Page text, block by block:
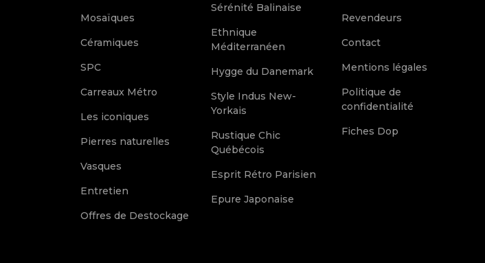
Mosaïques
Céramiques
SPC
Carreaux Métro
Les iconiques
Pierres naturelles
Vasques
Entretien
Offres de Destockage
Sérénité Balinaise
Ethnique
Méditerranéen
Hygge du Danemark
Style Indus New-
Yorkais
Rustique Chic
Québécois
Esprit Rétro Parisien
Epure Japonaise
Revendeurs
Contact
Mentions légales
Politique de
confidentialité
Fiches Dop